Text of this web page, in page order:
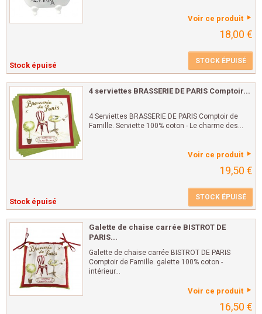
Voir ce produit
18,00 €
Stock épuisé STOCK ÉPUISÉ
4 serviettes BRASSERIE DE PARIS Comptoir...
4 Serviettes BRASSERIE DE PARIS Comptoir de
Famille. Serviette 100% coton - Le charme des...
Voir ce produit
19,50 €
Stock épuisé STOCK ÉPUISÉ
Galette de chaise carrée BISTROT DE
PARIS...
Galette de chaise carrée BISTROT DE PARIS
Comptoir de Famille. galette 100% coton -
intérieur...
Voir ce produit
16,50 €